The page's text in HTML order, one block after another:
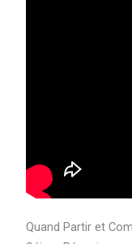
Quand Partir et